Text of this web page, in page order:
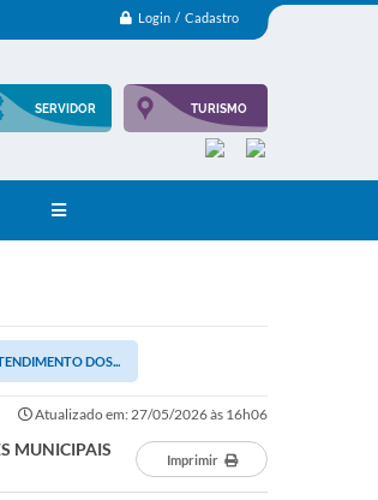
Login / Cadastro
SERVIDOR TURISMO
DOS...
Atualizado em: 27/05/2026 às 16h06
MUNICIPAIS
Imprimir